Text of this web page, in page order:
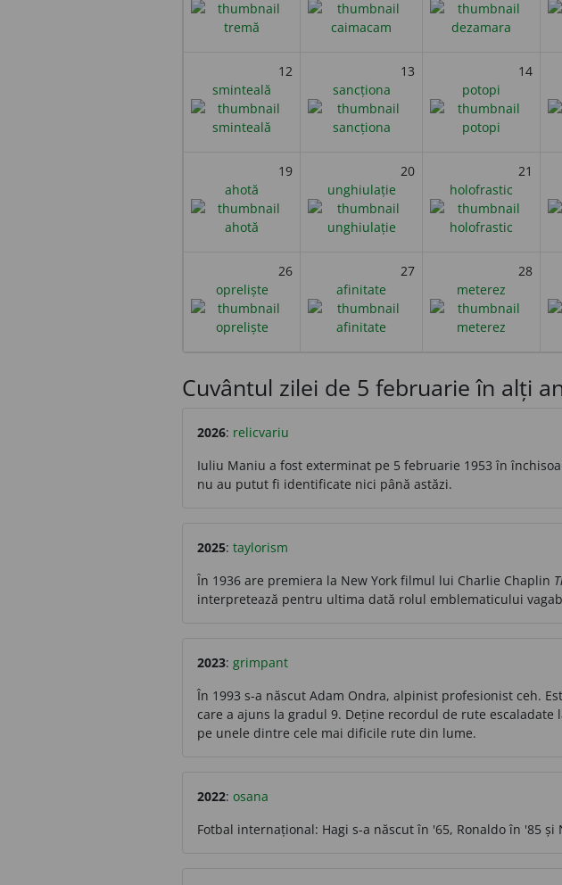
12
sminteală
13
sancționa
14
potopi
19
ahotă
20
unghiulație
21
holofrastic
26
opreliște
27
afinitate
28
meterez
Cuvântul zilei de 5 februarie în alți
2026: relicvariu
Iuliu Maniu a fost exterminat pe 5 februarie 1953 în
nu au putut fi identificate nici până astăzi.
2025: taylorism
În 1936 are premiera la New York filmul lui Charlie Chaplin
interpretează pentru ultima dată rolul emblematicului
2023: grimpant
În 1993 s-a născut Adam Ondra, alpinist profesionist ceh.
care a ajuns la gradul 9. Deține recordul de rute
pe unele dintre cele mai dificile rute din lume.
2022: osana
Fotbal internațional: Hagi s-a născut în '65, Ronaldo în '85 și